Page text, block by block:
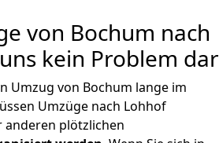
von Bochum nach
kein Problem dar
Umzug von Bochum lange im
Umzüge nach Lohhof
anderen plötzlichen